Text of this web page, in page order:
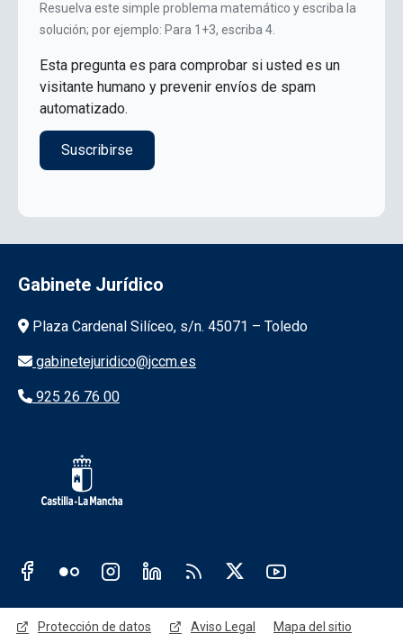
Resuelva este simple problema matemático y escriba la
solución; por ejemplo: Para 1+3, escriba 4.
Esta pregunta es para comprobar si usted es un
visitante humano y prevenir envíos de spam
automatizado.
Gabinete Jurídico
Información de la institución
Plaza Cardenal Silíceo, s/n. 45071 – Toledo
gabinetejuridico@jccm.es
925 26 76 00
Redes sociales JCCM
Menú legal
Protección de datos Aviso Legal Mapa del sitio